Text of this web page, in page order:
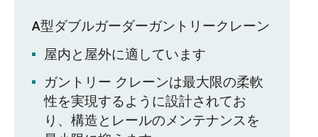
A型ダブルガーダーガントリークレーン
屋内と屋外に適しています
ガントリー クレーンは最大限の柔軟
性を実現するように設計されてお
り、構造とレールのメンテナンスを